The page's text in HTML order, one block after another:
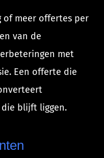
meer offertes per
van de
met
Een offerte die
blijft liggen.